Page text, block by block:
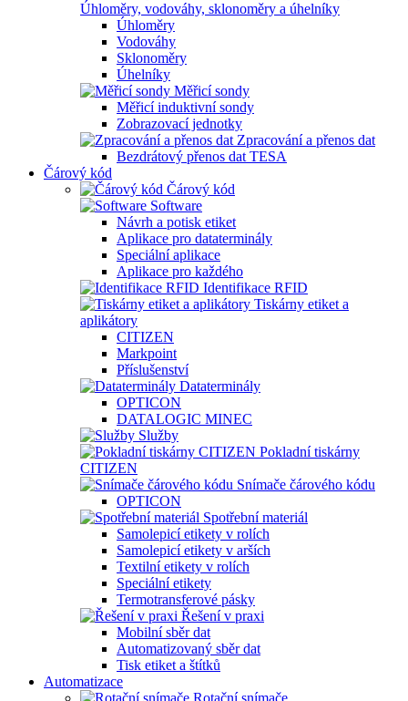
Úhloměry, vodováhy, sklonoměry a úhelníky
Úhloměry
Vodováhy
Sklonoměry
Úhelníky
Měřicí sondy
Měřicí induktivní sondy
Zobrazovací jednotky
Zpracování a přenos dat
Bezdrátový přenos dat TESA
Čárový kód
Čárový kód
Software
Návrh a potisk etiket
Aplikace pro dataterminály
Speciální aplikace
Aplikace pro každého
Identifikace RFID
Tiskárny etiket a
aplikátory
CITIZEN
Markpoint
Příslušenství
Dataterminály
OPTICON
DATALOGIC MINEC
Služby
Pokladní tiskárny
CITIZEN
Snímače čárového kódu
OPTICON
Spotřební materiál
Samolepicí etikety v rolích
Samolepicí etikety v arších
Textilní etikety v rolích
Speciální etikety
Termotransferové pásky
Řešení v praxi
Mobilní sběr dat
Automatizovaný sběr dat
Tisk etiket a štítků
Automatizace
Rotační snímače